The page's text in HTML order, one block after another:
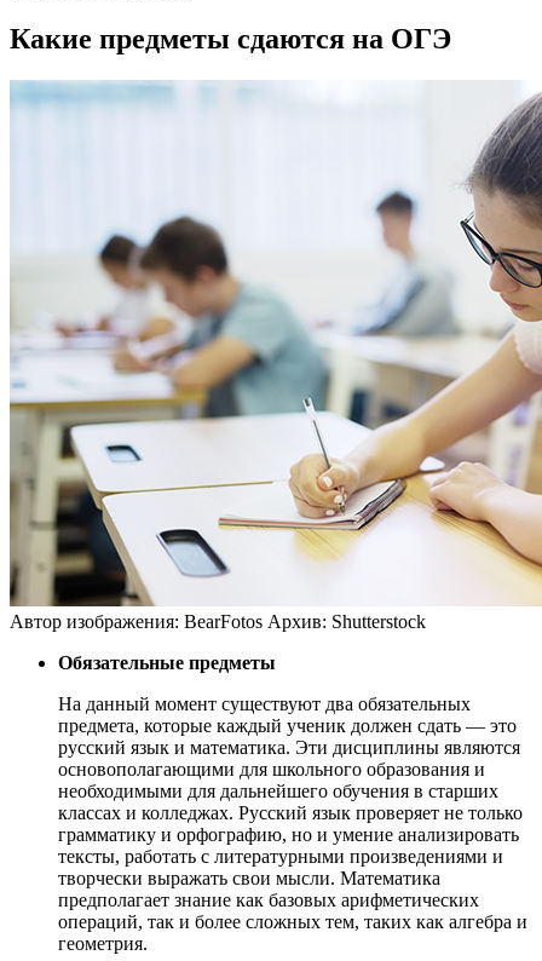
Какие предметы сдаются на ОГЭ
Автор изображения: BearFotos Архив: Shutterstock
Обязательные предметы
На данный момент существуют два обязательных
предмета, которые каждый ученик должен сдать — это
русский язык и математика. Эти дисциплины являются
основополагающими для школьного образования и
необходимыми для дальнейшего обучения в старших
классах и колледжах. Русский язык проверяет не только
грамматику и орфографию, но и умение анализировать
тексты, работать с литературными произведениями и
творчески выражать свои мысли. Математика
предполагает знание как базовых арифметических
операций, так и более сложных тем, таких как алгебра и
геометрия.